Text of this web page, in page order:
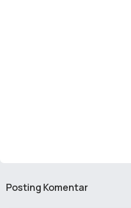
Posting Komentar